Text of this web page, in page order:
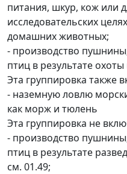
питания, шкур, кож или
исследовательских
домашних животных;
- производство
птиц в результате
Эта группировка также
- наземную ловлю
как морж и тюлень
Эта группировка не
- производство
птиц в результате
см. 01.49;